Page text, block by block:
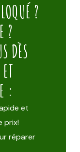
?
?
DÈS
:
et
prix!
réparer